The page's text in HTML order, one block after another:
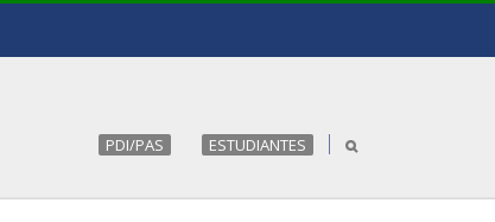
PDI/PAS ESTUDIANTES